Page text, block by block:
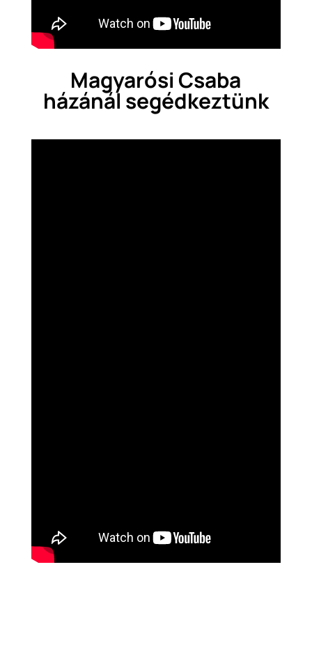
Magyarósi Csaba
házánál segédkeztünk